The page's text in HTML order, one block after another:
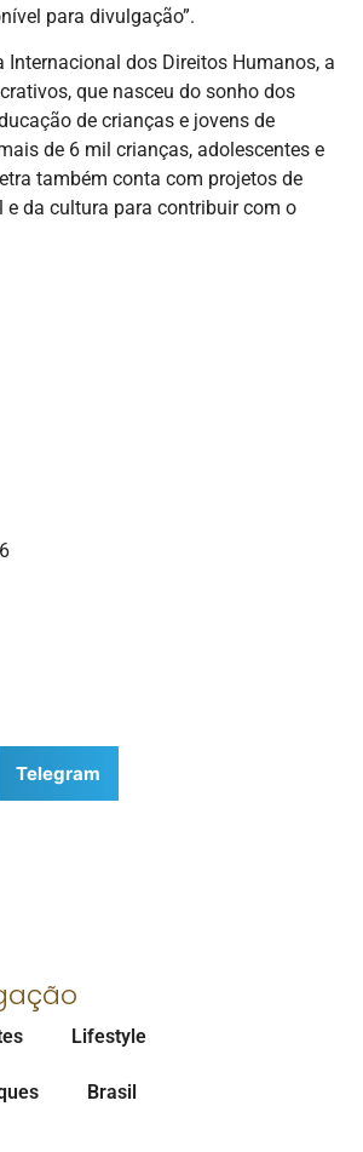
para divulgação”.
Internacional dos Direitos Humanos, a
que nasceu do sonho dos
de crianças e jovens de
de 6 mil crianças, adolescentes e
também conta com projetos de
da cultura para contribuir com o
Telegram
Lifestyle
Brasil